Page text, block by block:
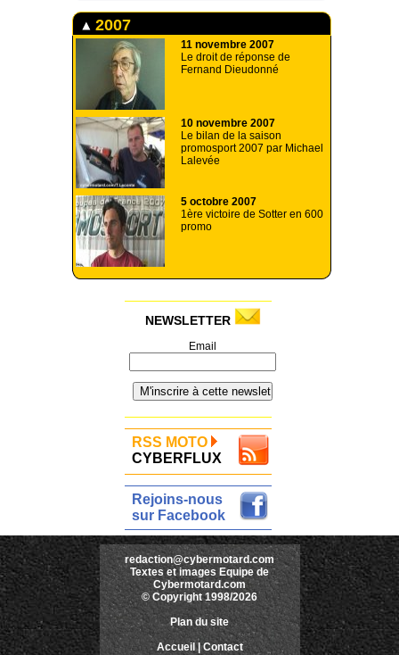
2007
11 novembre 2007
Le droit de réponse de
Fernand Dieudonné
10 novembre 2007
Le bilan de la saison
promosport 2007 par Michael
Lalevée
5 octobre 2007
1ère victoire de Sotter en 600
promo
NEWSLETTER
Email
RSS MOTO
CYBERFLUX
Rejoins-nous
sur Facebook
redaction@cybermotard.com
Textes et images Equipe de
Cybermotard.com
© Copyright 1998/2026
Plan du site
Accueil |Contact